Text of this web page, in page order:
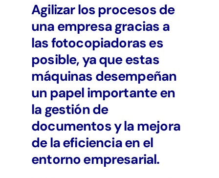
Agilizar los procesos de
una empresa gracias a
las fotocopiadoras es
posible, ya que estas
máquinas desempeñan
un papel importante en
la gestión de
documentos y la mejora
de la eficiencia en el
entorno empresarial.